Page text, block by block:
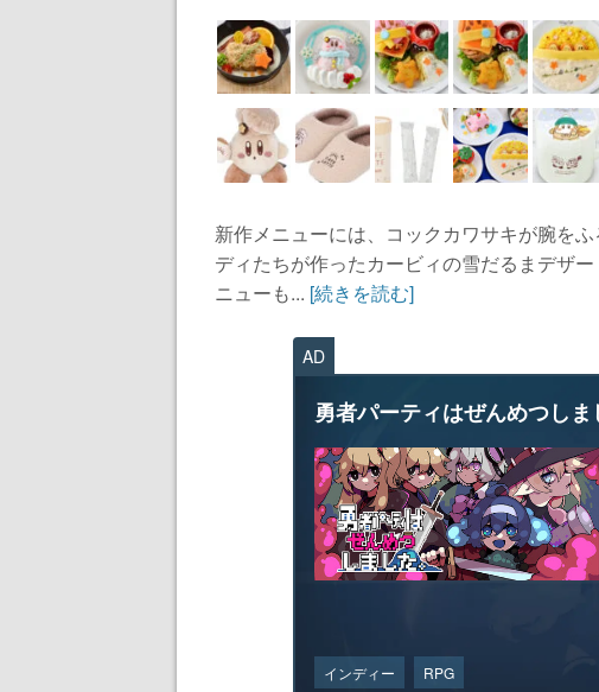
新作メニューには、コックカワサキが腕を
ディたちが作ったカービィの雪だるまデザ
ニューも... [続きを読む]
AD
勇者パーティはぜんめつしま
インディー RPG